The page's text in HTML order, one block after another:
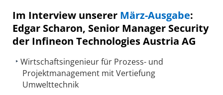
Im Interview unserer März-Ausgabe:
Edgar Scharon, Senior Manager Security
der Infineon Technologies Austria AG
Wirtschaftsingenieur für Prozess- und
Projektmanagement mit Vertiefung
Umwelttechnik